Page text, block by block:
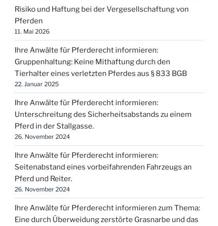
Risiko und Haftung bei der Vergesellschaftung von
Pferden
11. Mai 2026
Ihre Anwälte für Pferderecht informieren:
Gruppenhaltung: Keine Mithaftung durch den
Tierhalter eines verletzten Pferdes aus § 833 BGB
22. Januar 2025
Ihre Anwälte für Pferderecht informieren:
Unterschreitung des Sicherheitsabstands zu einem
Pferd in der Stallgasse.
26. November 2024
Ihre Anwälte für Pferderecht informieren:
Seitenabstand eines vorbeifahrenden Fahrzeugs an
Pferd und Reiter.
26. November 2024
Ihre Anwälte für Pferderecht informieren zum Thema:
Eine durch Überweidung zerstörte Grasnarbe und das